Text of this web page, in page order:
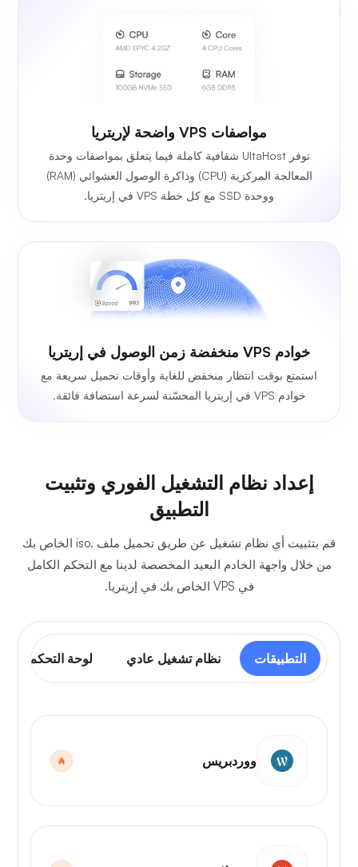
مواصفات VPS واضحة لإريتريا
توفر UltaHost شفافية كاملة فيما يتعلق بمواصفات وحدة
المعالجة المركزية (CPU) وذاكرة الوصول العشوائي (RAM)
ووحدة SSD مع كل خطة VPS في إريتريا.
خوادم VPS منخفضة زمن الوصول في إريتريا
استمتع بوقت انتظار منخفض للغاية وأوقات تحميل سريعة مع
خوادم VPS في إريتريا المحسّنة لسرعة استضافة فائقة.
إعداد نظام التشغيل الفوري وتثبيت
التطبيق
قم بتثبيت أي نظام تشغيل عن طريق تحميل ملف .iso الخاص بك
من خلال واجهة الخادم البعيد المخصصة لدينا مع التحكم الكامل
في VPS الخاص بك في إريتريا.
التطبيقات نظام تشغيل عادي لوحة التحكم
ووردبريس